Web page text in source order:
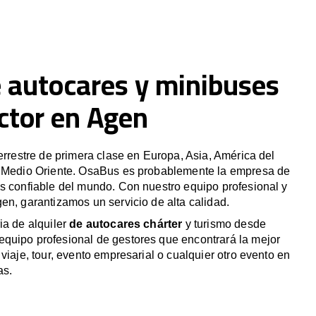
y minibuses
en Agen
de primera clase en Europa, Asia, América del
Oriente. OsaBus es probablemente la empresa de
confiable del mundo. Con nuestro equipo profesional y
garantizamos un servicio de alta calidad.
de alquilerde autocares chárter y turismo desde
profesional de gestores que encontrará la mejor
tour, evento empresarial o cualquier otro evento en